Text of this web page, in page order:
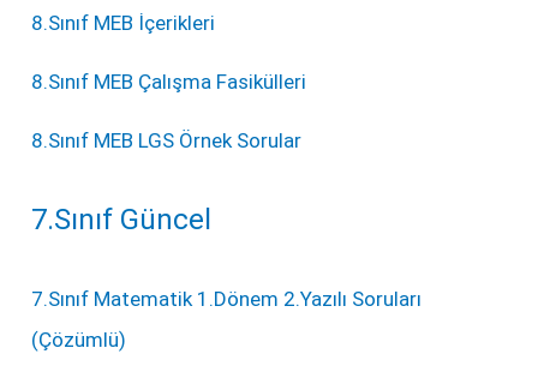
8.Sınıf MEB İçerikleri
8.Sınıf MEB Çalışma Fasikülleri
8.Sınıf MEB LGS Örnek Sorular
7.Sınıf Güncel
7.Sınıf Matematik 1.Dönem 2.Yazılı Soruları
(Çözümlü)